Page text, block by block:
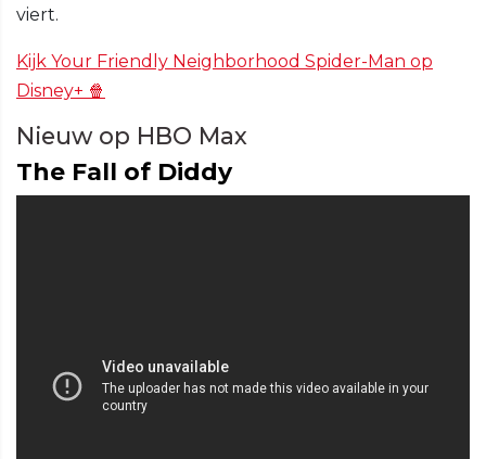
viert.
Kijk Your Friendly Neighborhood Spider-Man op
Disney+ 🍿
Nieuw op HBO Max
The Fall of Diddy